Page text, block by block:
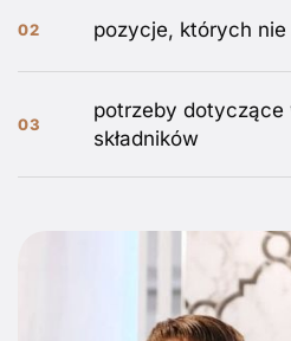
02 pozycje, których
03
potrzeby dotyczące
składników